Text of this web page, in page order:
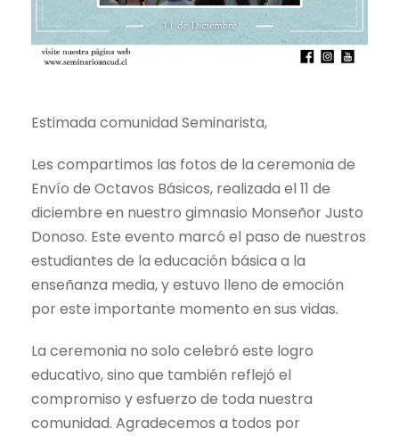
Estimada comunidad Seminarista,
Les compartimos las fotos de la ceremonia de
Envío de Octavos Básicos, realizada el 11 de
diciembre en nuestro gimnasio Monseñor Justo
Donoso. Este evento marcó el paso de nuestros
estudiantes de la educación básica a la
enseñanza media, y estuvo lleno de emoción
por este importante momento en sus vidas.
La ceremonia no solo celebró este logro
educativo, sino que también reflejó el
compromiso y esfuerzo de toda nuestra
comunidad. Agradecemos a todos por